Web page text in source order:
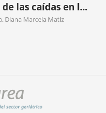
las caídas en l...
Diana Marcela Matiz